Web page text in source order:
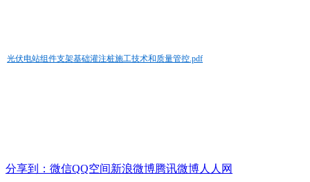
光伏电站组件支架基础灌注桩施工技术和质量管控.pdf
分享到： 微信QQ空间新浪微博腾讯微博人人网